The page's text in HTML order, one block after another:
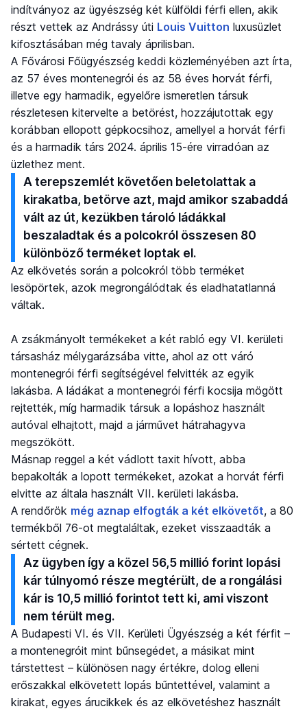
indítványoz az ügyészség két külföldi férfi ellen, akik
részt vettek az Andrássy úti Louis Vuitton luxusüzlet
kifosztásában még tavaly áprilisban.
A Fővárosi Főügyészség keddi közleményében azt írta,
az 57 éves montenegrói és az 58 éves horvát férfi,
illetve egy harmadik, egyelőre ismeretlen társuk
részletesen kitervelte a betörést, hozzájutottak egy
korábban ellopott gépkocsihoz, amellyel a horvát férfi
és a harmadik társ 2024. április 15-ére virradóan az
üzlethez ment.
A terepszemlét követően beletolattak a
kirakatba, betörve azt, majd amikor szabaddá
vált az út, kezükben tároló ládákkal
beszaladtak és a polcokról összesen 80
különböző terméket loptak el.
Az elkövetés során a polcokról több terméket
lesöpörtek, azok megrongálódtak és eladhatatlanná
váltak.
A zsákmányolt termékeket a két rabló egy VI. kerületi
társasház mélygarázsába vitte, ahol az ott váró
montenegrói férfi segítségével felvitték az egyik
lakásba. A ládákat a montenegrói férfi kocsija mögött
rejtették, míg harmadik társuk a lopáshoz használt
autóval elhajtott, majd a járművet hátrahagyva
megszökött.
Másnap reggel a két vádlott taxit hívott, abba
bepakolták a lopott termékeket, azokat a horvát férfi
elvitte az általa használt VII. kerületi lakásba.
A rendőrök még aznap elfogták a két elkövetőt, a 80
termékből 76-ot megtaláltak, ezeket visszaadták a
sértett cégnek.
Az ügyben így a közel 56,5 millió forint lopási
kár túlnyomó része megtérült, de a rongálási
kár is 10,5 millió forintot tett ki, ami viszont
nem térült meg.
A Budapesti VI. és VII. Kerületi Ügyészség a két férfit –
a montenegróit mint bűnsegédet, a másikat mint
társtettest – különösen nagy értékre, dolog elleni
erőszakkal elkövetett lopás bűntettével, valamint a
kirakat, egyes árucikkek és az elkövetéshez használt